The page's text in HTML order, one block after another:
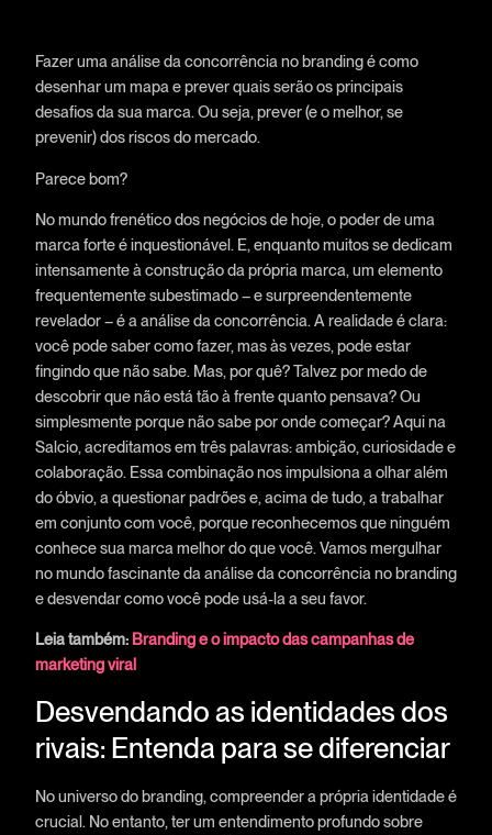
Fazer uma análise da concorrência no branding é como
desenhar um mapa e prever quais serão os principais
desafios da sua marca. Ou seja, prever (e o melhor, se
prevenir) dos riscos do mercado.
Parece bom?
No mundo frenético dos negócios de hoje, o poder de uma
marca forte é inquestionável. E, enquanto muitos se dedicam
intensamente à construção da própria marca, um elemento
frequentemente subestimado – e surpreendentemente
revelador – é a análise da concorrência. A realidade é clara:
você pode saber como fazer, mas às vezes, pode estar
fingindo que não sabe. Mas, por quê? Talvez por medo de
descobrir que não está tão à frente quanto pensava? Ou
simplesmente porque não sabe por onde começar? Aqui na
Salcio, acreditamos em três palavras: ambição, curiosidade e
colaboração. Essa combinação nos impulsiona a olhar além
do óbvio, a questionar padrões e, acima de tudo, a trabalhar
em conjunto com você, porque reconhecemos que ninguém
conhece sua marca melhor do que você. Vamos mergulhar
no mundo fascinante da análise da concorrência no branding
e desvendar como você pode usá-la a seu favor.
Leia também: Branding e o impacto das campanhas de
marketing viral
Desvendando as identidades dos
rivais: Entenda para se diferenciar
No universo do branding, compreender a própria identidade é
crucial. No entanto, ter um entendimento profundo sobre